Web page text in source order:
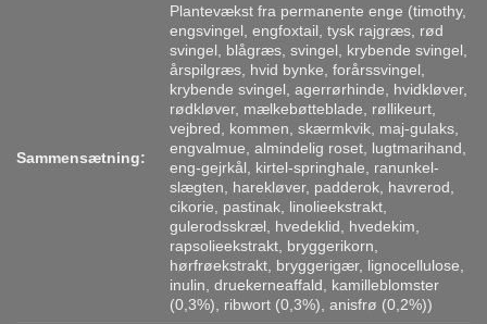
Sammensætning:
Plantevækst fra permanente enge (timothy,
engsvingel, engfoxtail, tysk rajgræs, rød
svingel, blågræs, svingel, krybende svingel,
årspilgræs, hvid bynke, forårssvingel,
krybende svingel, agerrørhinde, hvidkløver,
rødkløver, mælkebøtteblade, røllikeurt,
vejbred, kommen, skærmkvik, maj-gulaks,
engvalmue, almindelig roset, lugtmarihand,
eng-gejrkål, kirtel-springhale, ranunkel-
slægten, harekløver, padderok, havrerod,
cikorie, pastinak, linolieekstrakt,
gulerodsskræl, hvedeklid, hvedekim,
rapsolieekstrakt, bryggerikorn,
hørfrøekstrakt, bryggerigær, lignocellulose,
inulin, druekerneaffald, kamilleblomster
(0,3%), ribwort (0,3%), anisfrø (0,2%))